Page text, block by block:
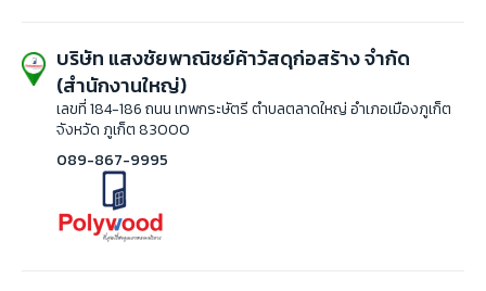
บริษัท แสงชัยพาณิชย์ค้าวัสดุก่อสร้าง จำกัด
(สำนักงานใหญ่)
เลขที่ 184-186 ถนน เทพกระษัตรี ตำบลตลาดใหญ่ อำเภอเมืองภูเก็ต
จังหวัด ภูเก็ต 83000
089-867-9995